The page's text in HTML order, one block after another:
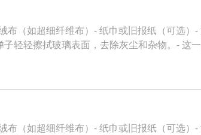
（如超细纤维布）- 纸巾或旧报纸（可选）
轻轻擦拭玻璃表面，去除灰尘和杂物。- 这
（如超细纤维布）- 纸巾或旧报纸（可选）